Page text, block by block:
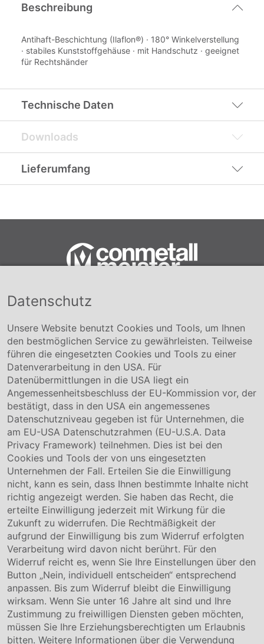
Beschreibung
Antihaft-Beschichtung (Ilaflon®) · 180° Winkelverstellung
· stabiles Kunststoffgehäuse · mit Handschutz · geeignet
für Rechtshänder
Technische Daten
Downloads
Lieferumfang
Conmetall Meister GmbH
+49 5141-180
info@conmetallmeister.de
www.conmetallmeister.de
Unternehmen
Über uns
Compliance
Hinweisgebersystem
Karriere
Service & Kontakt
Kontakt
Downloads
Garantiebedingungen
Zertifikate
Rechtliches
Impressum
AGB
Datenschutz
Cookie Einstellung
Datenschutz
Unsere Website benutzt Cookies und Tools, um Ihnen
den bestmöglichen Service zu gewährleisten. Teilweise
führen die eingesetzten Cookies und Tools zu einer
Datenverarbeitung in den USA. Für
Datenübermittlungen in die USA liegt ein
Angemessenheitsbeschluss der EU-Kommission vor, der
bestätigt, dass in den USA ein angemessenes
Datenschutzniveau gegeben ist für Unternehmen, die
am EU-USA Datenschutzrahmen (EU-U.S.A. Data
Privacy Framework) teilnehmen. Dies ist bei den
Cookies und Tools der von uns eingesetzten
Unternehmen der Fall. Erteilen Sie die Einwilligung
nicht, kann es sein, dass Ihnen bestimmte Inhalte nicht
richtig angezeigt werden. Sie haben das Recht, die
erteilte Einwilligung jederzeit mit Wirkung für die
Zukunft zu widerrufen. Die Rechtmäßigkeit der
aufgrund der Einwilligung bis zum Widerruf erfolgten
Verarbeitung wird davon nicht berührt. Für den
Widerruf reicht es, wenn Sie Ihre Einstellungen über den
Button „Nein, individuell entscheiden“ entsprechend
anpassen. Bis zum Widerruf bleibt die Einwilligung
wirksam. Wenn Sie unter 16 Jahre alt sind und Ihre
Zustimmung zu freiwilligen Diensten geben möchten,
müssen Sie Ihre Erziehungsberechtigten um Erlaubnis
bitten. Weitere Informationen über die Verwendung